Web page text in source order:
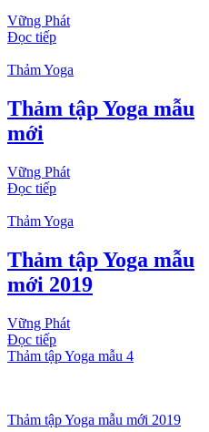
Vững Phát
Đọc tiếp
Thảm Yoga
Thảm tập Yoga mẫu
mới
Vững Phát
Đọc tiếp
Thảm Yoga
Thảm tập Yoga mẫu
mới 2019
Vững Phát
Đọc tiếp
Thảm tập Yoga mẫu 4
Thảm tập Yoga mẫu mới 2019